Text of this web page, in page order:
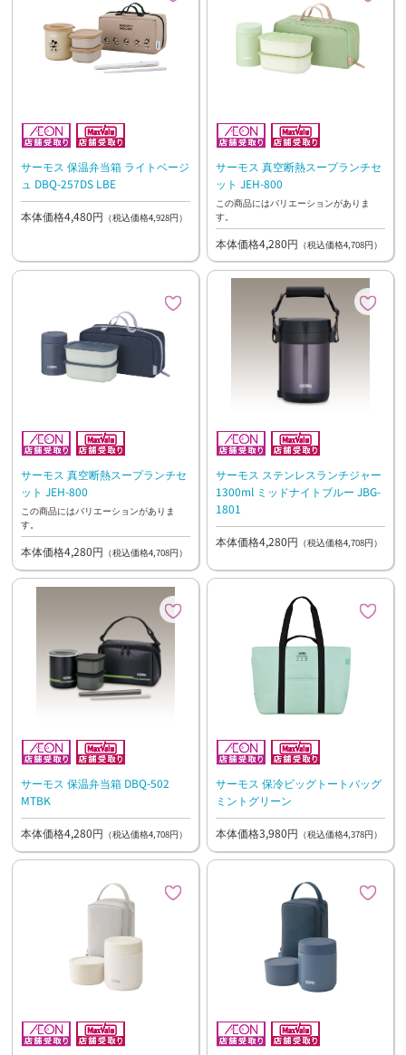
サーモス 保温弁当箱 ライトベージ
ュ DBQ-257DS LBE
本体価格4,480円 （税込価格4,928円）
サーモス 真空断熱スープランチセ
ット JEH-800
この商品にはバリエーションがありま
す。
本体価格4,280円 （税込価格4,708円）
サーモス 真空断熱スープランチセ
ット JEH-800
この商品にはバリエーションがありま
す。
本体価格4,280円 （税込価格4,708円）
サーモス ステンレスランチジャー
1300ml ミッドナイトブルー JBG-
1801
本体価格4,280円 （税込価格4,708円）
サーモス 保温弁当箱 DBQ-502
MTBK
本体価格4,280円 （税込価格4,708円）
サーモス 保冷ビッグトートバッグ
ミントグリーン
本体価格3,980円 （税込価格4,378円）